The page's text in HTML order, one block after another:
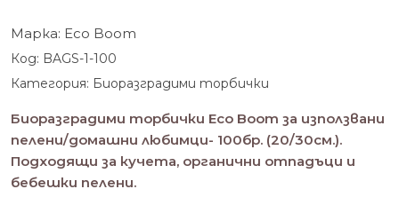
оценки
was:
7.11€
лв.).
(10.15
лв.).
Марка: Eco Boom
Код: BAGS-1-100
Категория: Биоразградими торбички
Биоразградими торбички Eco Boom за използвани
пелени/домашни любимци- 100бр. (20/30см.).
Подходящи за кучета, органични отпадъци и
бебешки пелени.